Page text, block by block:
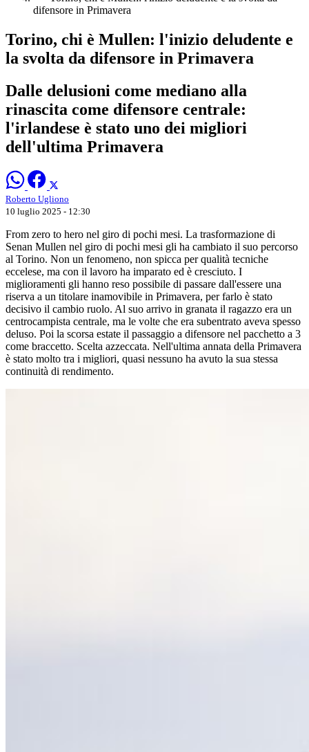
difensore in Primavera
Torino, chi è Mullen: l'inizio deludente e
la svolta da difensore in Primavera
Dalle delusioni come mediano alla
rinascita come difensore centrale:
l'irlandese è stato uno dei migliori
dell'ultima Primavera
Roberto Ugliono
10 luglio 2025 - 12:30
From zero to hero nel giro di pochi mesi. La trasformazione di
Senan Mullen nel giro di pochi mesi gli ha cambiato il suo percorso
al Torino. Non un fenomeno, non spicca per qualità tecniche
eccelese, ma con il lavoro ha imparato ed è cresciuto. I
miglioramenti gli hanno reso possibile di passare dall'essere una
riserva a un titolare inamovibile in Primavera, per farlo è stato
decisivo il cambio ruolo. Al suo arrivo in granata il ragazzo era un
centrocampista centrale, ma le volte che era subentrato aveva spesso
deluso. Poi la scorsa estate il passaggio a difensore nel pacchetto a 3
come braccetto. Scelta azzeccata. Nell'ultima annata della Primavera
è stato molto tra i migliori, quasi nessuno ha avuto la sua stessa
continuità di rendimento.